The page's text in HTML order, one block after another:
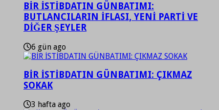
BİR İSTİBDATIN GÜNBATIMI:
BUTLANCILARIN İFLASI, YENİ PARTİ VE
DİĞER ŞEYLER
6 gün ago
BİR İSTİBDATIN GÜNBATIMI: ÇIKMAZ
SOKAK
3 hafta ago